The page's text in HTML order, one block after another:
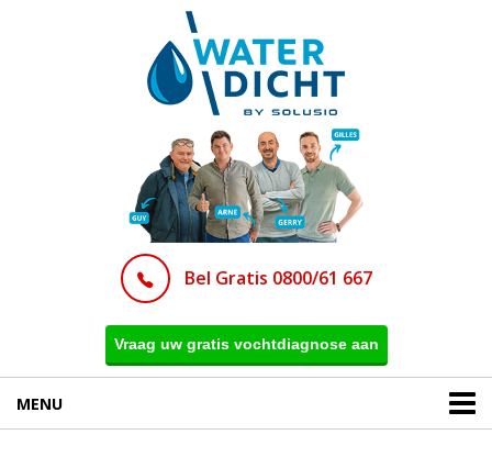
Bel Gratis 0800/61 667
Vraag uw gratis vochtdiagnose aan
MENU